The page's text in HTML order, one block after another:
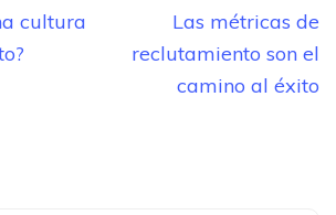
cultura
Las métricas de
reclutamiento son el
camino al éxito